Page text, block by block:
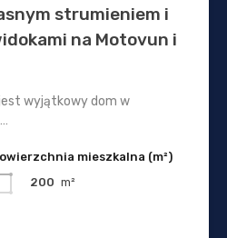
strumieniem i
na Motovun i
wyjątkowy dom w
mieszkalna (m²)
200 m²